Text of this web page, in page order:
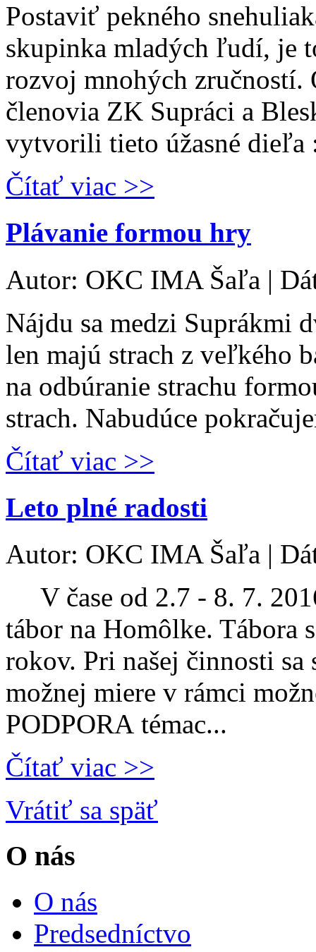
Postaviť pekného
skupinka mladých ľudí, je
rozvoj mnohých zručností.
členovia ZK Supráci a
vytvorili tieto úžasné
Čítať viac >>
Plávanie formou hry
Autor: OKC IMA Šaľa |
Nájdu sa medzi Suprákmi
len majú strach z veľkého
na odbúranie strachu
strach. Nabudúce
Čítať viac >>
Leto plné radosti
Autor: OKC IMA Šaľa |
V čase od 2.7 - 8. 7.
tábor na Homôlke. Tábora
rokov. Pri našej činnosti
možnej miere v rámci
PODPORA témac...
Čítať viac >>
Vrátiť sa späť
O nás
O nás
Predsedníctvo